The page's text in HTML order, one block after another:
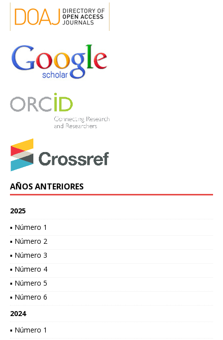
AÑOS ANTERIORES
2025
▪ Número 1
▪ Número 2
▪ Número 3
▪ Número 4
▪ Número 5
▪ Número 6
2024
▪ Número 1